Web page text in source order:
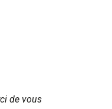
de vous